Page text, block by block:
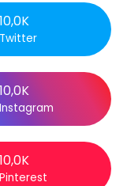
10,0K
Twitter
10,0K
Instagram
10,0K
Pinterest